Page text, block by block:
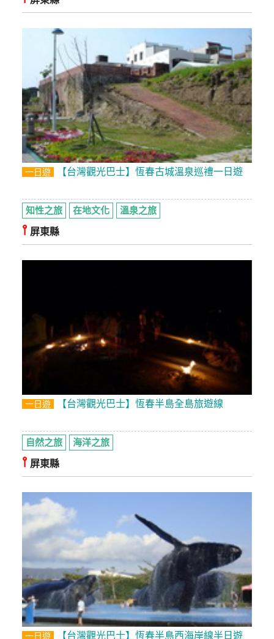
聯
單
線
上
客
服
紅
查
詢
訂
旅
請
款
收
據
合
作
提
案
飯
店
合
作
一日遊 【台灣觀光巴士】恆春古城溫泉巡禮一日遊
知性之旅 在地文化 溫泉之旅
⫯ 屏東縣
一日遊 【台灣觀光巴士】恆春半島全島旅遊線
自然之旅 海洋之旅
⫯ 屏東縣
一日遊 【台灣觀光巴士】恆春半島西海岸線半日遊